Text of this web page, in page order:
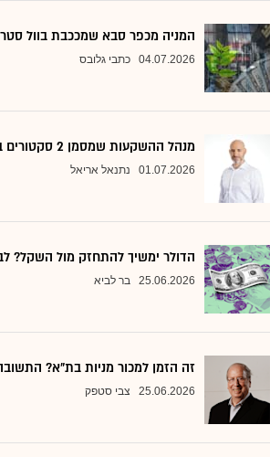
המניה מכפר סבא שמככבת בוול
04.07.2026 כתבי גלובס
מנהל ההשקעות שמסמן 2 סקטורים בעייתיים ואחד ש"חייבים להיות בו"
01.07.2026 נתנאל אריאל
הדולר ימשיך להתחזק מול השקל?
25.06.2026 בר לביא
זה הזמן למכור מניות בת"א?
25.06.2026 צבי סטפק